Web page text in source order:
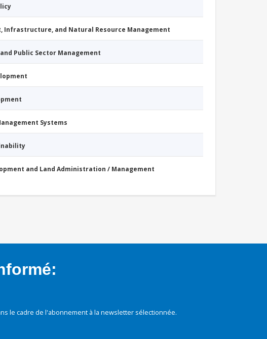
Infrastructure, and Natural Resource Management
Public Sector Management
Systems
and Land Administration / Management
le cadre de l'abonnement à la newsletter sélectionnée.